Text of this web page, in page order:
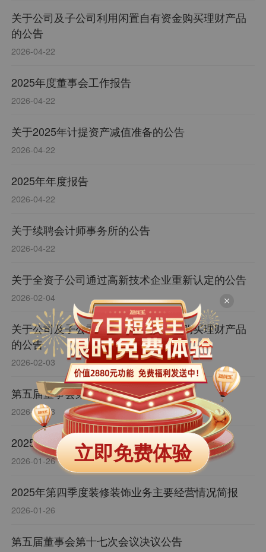
关于公司及子公司利用闲置自有资金购买理财产品
的公告
2026-04-22
2025年度董事会工作报告
2026-04-22
关于2025年计提资产减值准备的公告
2026-04-22
2025年年度报告
2026-04-22
关于续聘会计师事务所的公告
2026-04-22
关于全资子公司通过高新技术企业重新认定的公告
2026-02-04
关于公司及子公司利用闲置自有资金购买理财产品
的公告
2026-02-03
第五届董事会第十八次会议决议公告
2026-02-03
2025年度业绩预告
2026-01-26
2025年第四季度装修装饰业务主要经营情况简报
2026-01-26
第五届董事会第十七次会议决议公告
立即免费体验